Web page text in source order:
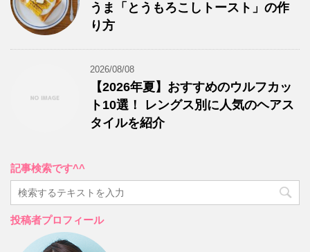
うま「とうもろこしトースト」の作
り方
2026/08/08
【2026年夏】おすすめのウルフカッ
ト10選！ レングス別に人気のヘアス
タイルを紹介
記事検索です^^
投稿者プロフィール